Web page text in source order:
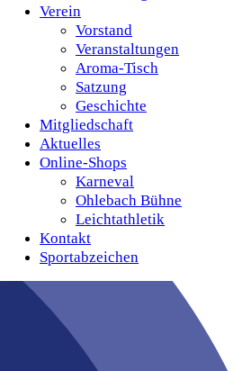
Verein
Vorstand
Veranstaltungen
Aroma-Tisch
Satzung
Geschichte
Mitgliedschaft
Aktuelles
Online-Shops
Karneval
Ohlebach Bühne
Leichtathletik
Kontakt
Sportabzeichen